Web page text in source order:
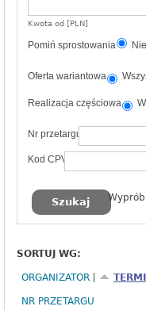
Kwota od [PLN]
Pomiń sprostowania Nie
Oferta wariantowa
Realizacja częściowa
Nr przetargu
Kod CPV
SORTUJ WG:
ORGANIZATOR
NR PRZETARGU